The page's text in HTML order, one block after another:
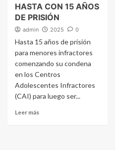
HASTA CON 15 AÑOS
DE PRISIÓN
admin 2025 0
Hasta 15 años de prisión
para menores infractores
comenzando su condena
en los Centros
Adolescentes Infractores
(CAI) para luego ser...
Leer más